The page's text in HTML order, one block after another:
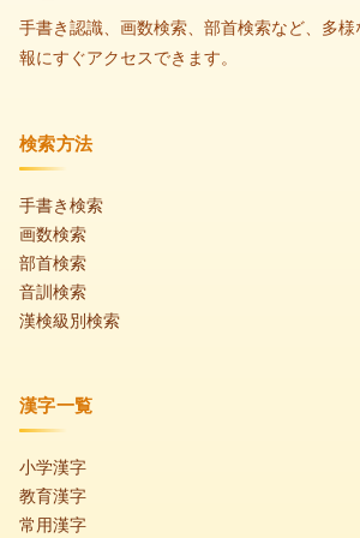
手書き認識、画数検索、部首検索など、多
報にすぐアクセスできます。
検索方法
手書き検索
画数検索
部首検索
音訓検索
漢検級別検索
漢字一覧
小学漢字
教育漢字
常用漢字